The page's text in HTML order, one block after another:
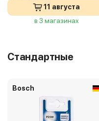
11 августа
в 3 магазинах
Стандартные
Bosch